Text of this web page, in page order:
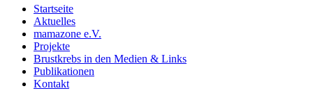
Startseite
Aktuelles
mamazone e.V.
Projekte
Brustkrebs in den Medien & Links
Publikationen
Kontakt